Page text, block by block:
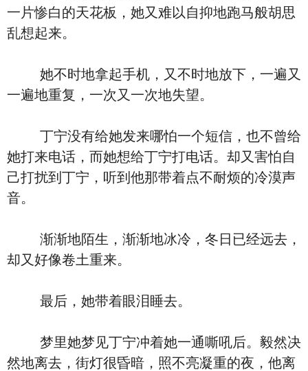
一片惨白的天花板，她又难以自抑地跑马般胡思
乱想起来。
她不时地拿起手机，又不时地放下，一遍又
一遍地重复，一次又一次地失望。
丁宁没有给她发来哪怕一个短信，也不曾给
她打来电话，而她想给丁宁打电话。却又害怕自
己打扰到丁宁，听到他那带着点不耐烦的冷漠声
音。
渐渐地陌生，渐渐地冰冷，冬日已经远去，
却又好像卷土重来。
最后，她带着眼泪睡去。
梦里她梦见丁宁冲着她一通嘶吼后。毅然决
然地离去，街灯很昏暗，照不亮凝重的夜，他离